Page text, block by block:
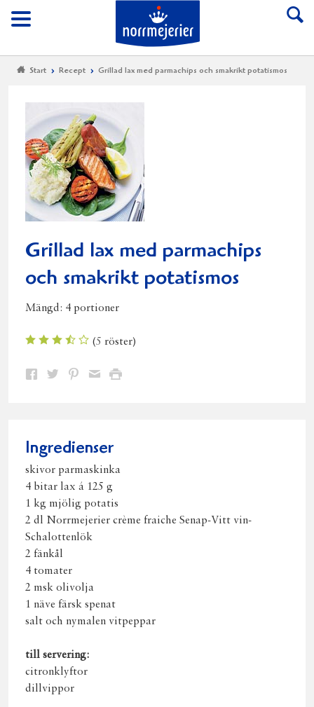
Meny
Till Norrmejerier
Start Recept Grillad lax med parmachips och smakrikt potatismos
Grillad lax med parmachips
och smakrikt potatismos
Mängd: 4 portioner
(5 röster)
Dela Dela Dela DelaSkriv
Ingredienser
skivor parmaskinka
4 bitar lax á 125 g
1 kg mjölig potatis
2 dl Norrmejerier crème fraiche Senap-Vitt vin-
Schalottenlök
2 fänkål
4 tomater
2 msk olivolja
1 näve färsk spenat
salt och nymalen vitpeppar
till servering:
citronklyftor
dillvippor